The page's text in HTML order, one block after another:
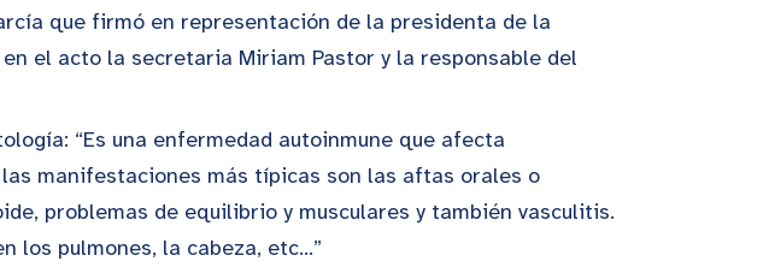
que firmó en representación de la presidenta de la
el acto la secretaria Miriam Pastor y la responsable del
“Es una enfermedad autoinmune que afecta
manifestaciones más típicas son las aftas orales o
problemas de equilibrio y musculares y también vasculitis.
los pulmones, la cabeza, etc…”